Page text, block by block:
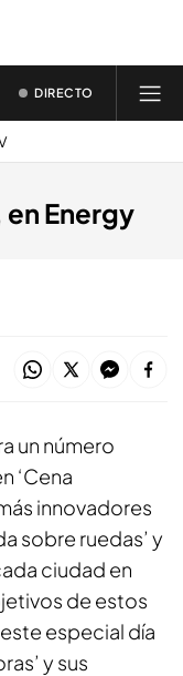
DIRECTO
Energy
un número
‘Cena
innovadores
sobre ruedas’ y
ciudad en
de estos
especial día
y sus